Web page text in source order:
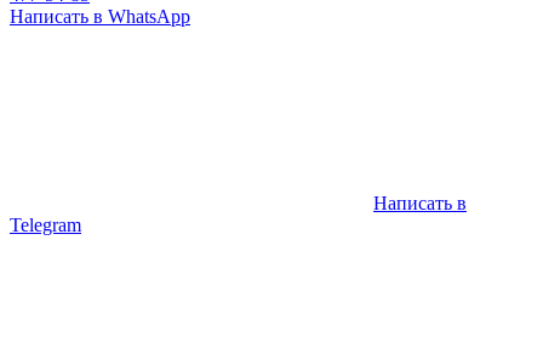
Написать в WhatsApp
Написать в
Telegram